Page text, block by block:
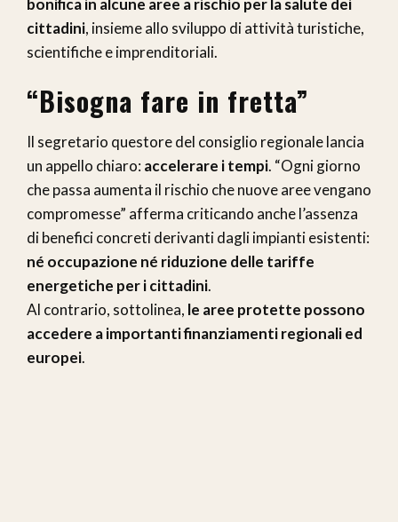
bonifica in alcune aree a rischio per la salute dei
cittadini, insieme allo sviluppo di attività turistiche,
scientifiche e imprenditoriali.
“Bisogna fare in fretta”
Il segretario questore del consiglio regionale lancia
un appello chiaro: accelerare i tempi. “Ogni giorno
che passa aumenta il rischio che nuove aree vengano
compromesse” afferma criticando anche l’assenza
di benefici concreti derivanti dagli impianti esistenti:
né occupazione né riduzione delle tariffe
energetiche per i cittadini.
Al contrario, sottolinea, le aree protette possono
accedere a importanti finanziamenti regionali ed
europei.